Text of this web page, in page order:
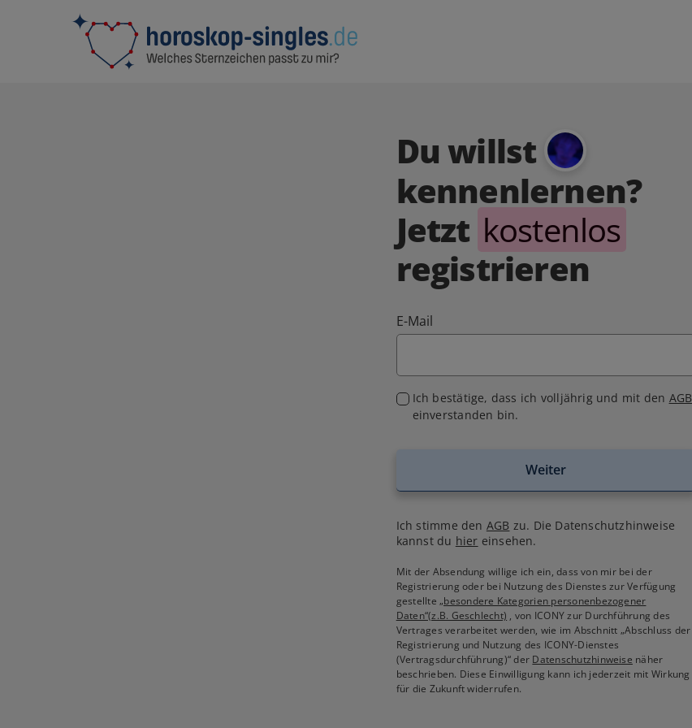
Du willst
kennenlernen?
Jetzt kostenlos
registrieren
E-Mail
Ich bestätige, dass ich volljährig und mit den AGB
einverstanden bin.
Weiter
Ich stimme den AGB zu. Die Datenschutzhinweise
kannst du hier einsehen.
Mit der Absendung willige ich ein, dass von mir bei der
Registrierung oder bei Nutzung des Dienstes zur Verfügung
gestellte„besondere Kategorien personenbezogener
Daten“(z.B. Geschlecht) , von ICONY zur Durchführung des
Vertrages verarbeitet werden, wie im Abschnitt „Abschluss der
Registrierung und Nutzung des ICONY-Dienstes
(Vertragsdurchführung)“ der Datenschutzhinweise näher
beschrieben. Diese Einwilligung kann ich jederzeit mit Wirkung
für die Zukunft widerrufen.